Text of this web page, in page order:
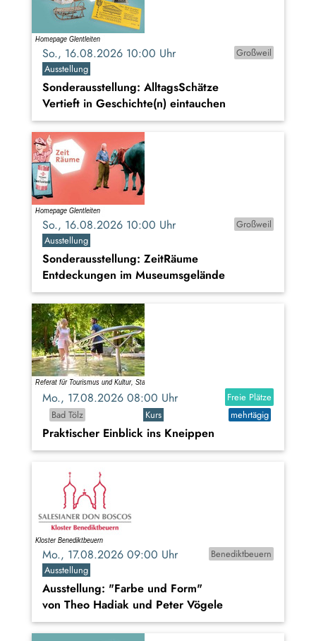
So., 16.08.2026 10:00 Uhr
Großweil
Ausstellung
Sonderausstellung: AlltagsSchätze
Vertieft in Geschichte(n) eintauchen
So., 16.08.2026 10:00 Uhr
Großweil
Ausstellung
Sonderausstellung: ZeitRäume
Entdeckungen im Museumsgelände
Mo., 17.08.2026 08:00 Uhr
Freie Plätze
Bad Tölz
Kurs mehrtägig
Praktischer Einblick ins Kneippen
Mo., 17.08.2026 09:00 Uhr
Benediktbeuern
Ausstellung
Ausstellung: "Farbe und Form"
von Theo Hadiak und Peter Vögele